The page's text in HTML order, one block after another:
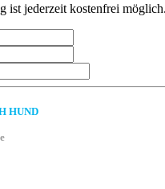
ist jederzeit kostenfrei möglich.
HUND